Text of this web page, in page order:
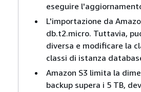
eseguire
L'importazione da
db.t2.micro. Tuttavia,
diversa e modificare la
classi di istanza
Amazon S3 limita la
backup supera i 5 TB,